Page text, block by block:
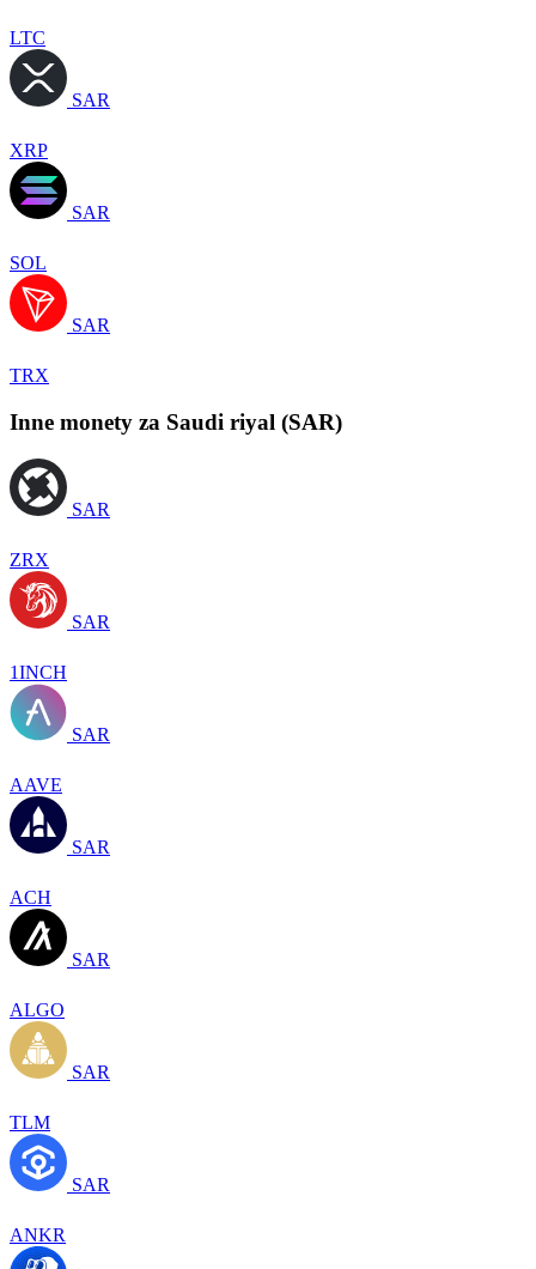
LTC
SAR
XRP
SAR
SOL
SAR
TRX
Inne monety za Saudi riyal (SAR)
SAR
ZRX
SAR
1INCH
SAR
AAVE
SAR
ACH
SAR
ALGO
SAR
TLM
SAR
ANKR